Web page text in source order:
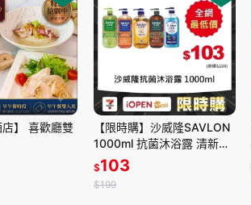
廳雙
【限時購】沙威隆SAVLON
1000ml 抗菌沐浴露 清新綠
茶 沉靜松木 檸香馬鞭草 洋
甘菊 沐浴露
$103
$199